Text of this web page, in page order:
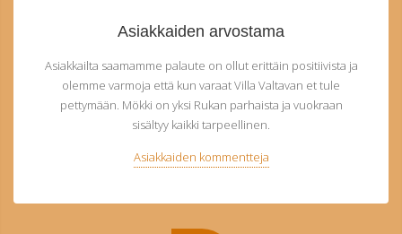
Asiakkaiden arvostama
Asiakkailta saamamme palaute on ollut erittäin positiivista ja
olemme varmoja että kun varaat Villa Valtavan et tule
pettymään. Mökki on yksi Rukan parhaista ja vuokraan
sisältyy kaikki tarpeellinen.
Asiakkaiden kommentteja